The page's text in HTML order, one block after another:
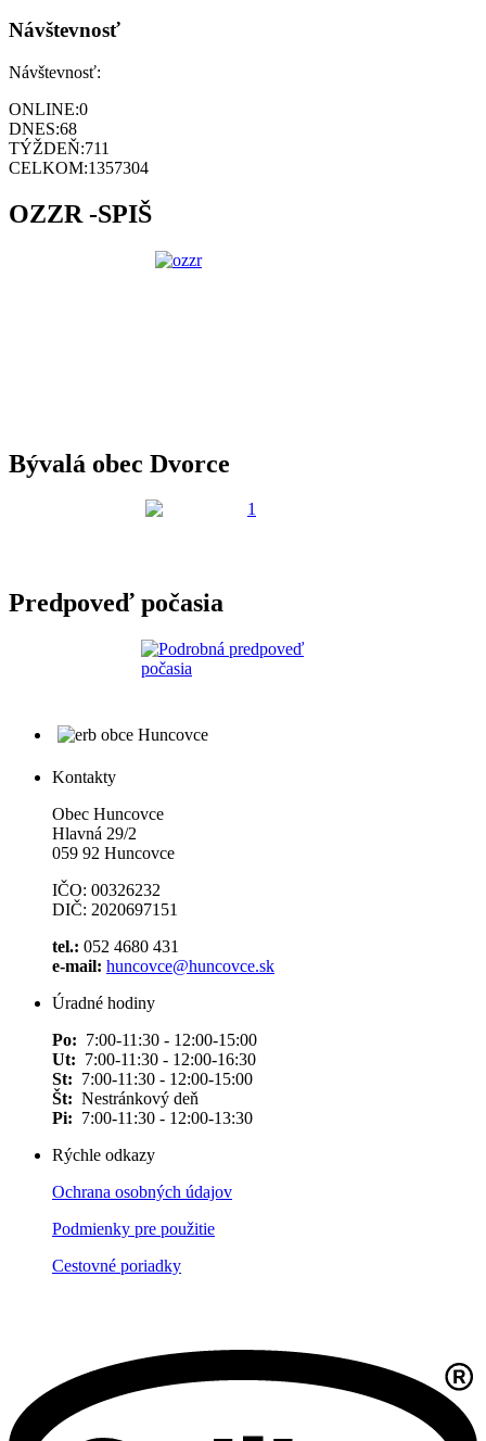
Návštevnosť
Návštevnosť:
ONLINE:0
DNES:68
TÝŽDEŇ:711
CELKOM:1357304
OZZR -SPIŠ
Bývalá obec Dvorce
Predpoveď počasia
Kontakty
Obec Huncovce
Hlavná 29/2
059 92 Huncovce
IČO: 00326232
DIČ: 2020697151
tel.: 052 4680 431
e-mail: huncovce@huncovce.sk
Úradné hodiny
Po: 7:00-11:30 - 12:00-15:00
Ut: 7:00-11:30 - 12:00-16:30
St: 7:00-11:30 - 12:00-15:00
Št: Nestránkový deň
Pi: 7:00-11:30 - 12:00-13:30
Rýchle odkazy
Ochrana osobných údajov
Podmienky pre použitie
Cestovné poriadky